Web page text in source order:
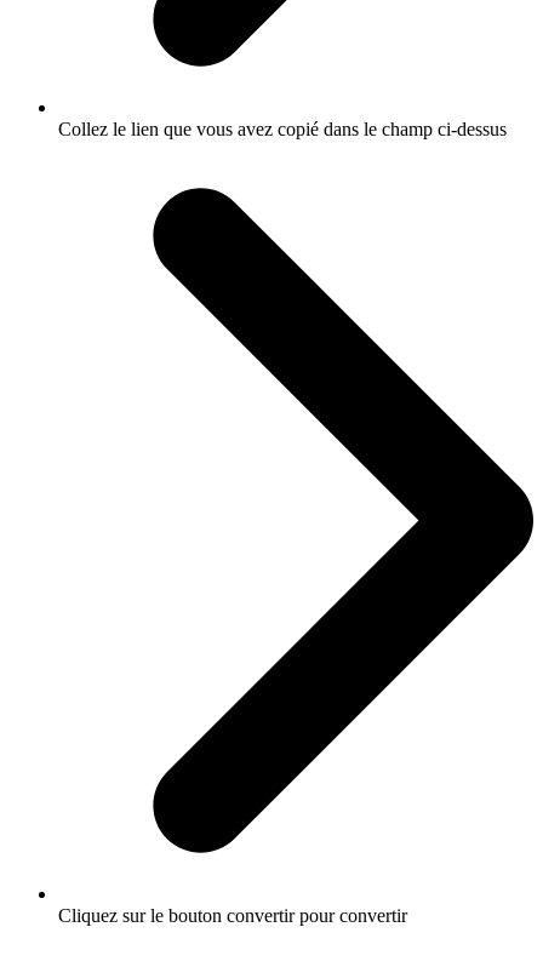
Collez le lien que vous avez copié dans le champ ci-dessus
Cliquez sur le bouton convertir pour convertir